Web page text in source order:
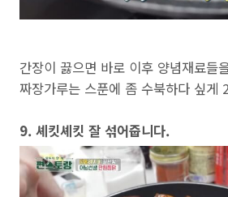
간장이 끓으면 바로 이후 양념재료들
짜장가루는 스푼에 좀 수북하다 싶게
9. 셰킷셰킷 잘 섞어줍니다.